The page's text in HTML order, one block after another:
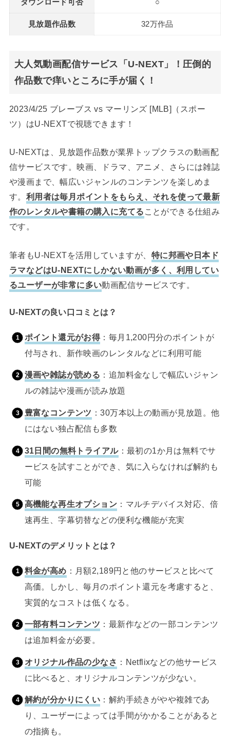
ダウンロード可否 ○
見放題作品数 32万作品
大人気動画配信サービス「U-NEXT」！圧倒的
作品数で痒いところに手が届く！
2023/4/25 ブレーブス vs マーリンズ [MLB]（スポー
ツ）はU-NEXTで視聴できます！
U-NEXTは、見放題作品数が業界トップクラスの動画配
信サービスです。映画、ドラマ、アニメ、さらには雑誌
や漫画まで、幅広いジャンルのコンテンツを楽しめま
す。 利用者は毎月ポイントをもらえ、それを使って最新
作のレンタルや書籍の購入に充てる ことができる仕組み
です。
筆者もU-NEXTを活用していますが、 特に邦画や日本ド
ラマなどはU-NEXTにしかない動画が多く、利用してい
るユーザーが非常に多い動画配信サービスです。
U-NEXTの良い口コミとは？
ポイント還元がお得：毎月1,200円分のポイントが
付与され、新作映画のレンタルなどに利用可能
漫画や雑誌が読める ：追加料金なしで幅広いジャン
ルの雑誌や漫画が読み放題
豊富なコンテンツ ：30万本以上の動画が見放題。他
にはない独占配信も多数
31日間の無料トライアル：最初の1か月は無料でサ
ービスを試すことができ、気に入らなければ解約も
可能
高機能な再生オプション ：マルチデバイス対応、倍
速再生、字幕切替などの便利な機能が充実
U-NEXTのデメリットとは？
料金が高め ：月額2,189円と他のサービスと比べて
高価。しかし、毎月のポイント還元を考慮すると、
実質的なコストは低くなる。
一部有料コンテンツ ：最新作などの一部コンテンツ
は追加料金が必要。
オリジナル作品の少なさ ：Netflixなどの他サービス
に比べると、オリジナルコンテンツが少ない。
解約が分かりにくい ：解約手続きがやや複雑であ
り、ユーザーによっては手間がかかることがあると
の指摘も。